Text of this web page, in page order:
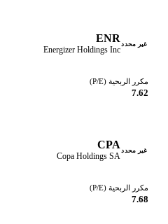
غير محدد ENR
Energizer Holdings Inc
مكرر الربحية (P/E)
7.62
غير محدد CPA
Copa Holdings SA
مكرر الربحية (P/E)
7.68